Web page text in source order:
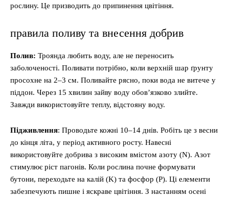
рослину. Це призводить до припинення цвітіння.
правила поливу та внесення добрив
Полив: Троянда любить воду, але не переносить
заболоченості. Поливати потрібно, коли верхній шар ґрунту
просохне на 2–3 см. Поливайте рясно, поки вода не витече у
піддон. Через 15 хвилин зайву воду обов’язково злийте.
Завжди використовуйте теплу, відстояну воду.
Підживлення: Проводьте кожні 10–14 днів. Робіть це з весни
до кінця літа, у період активного росту. Навесні
використовуйте добрива з високим вмістом азоту (N). Азот
стимулює ріст пагонів. Коли рослина почне формувати
бутони, переходьте на калій (K) та фосфор (P). Ці елементи
забезпечують пишне і яскраве цвітіння. З настанням осені